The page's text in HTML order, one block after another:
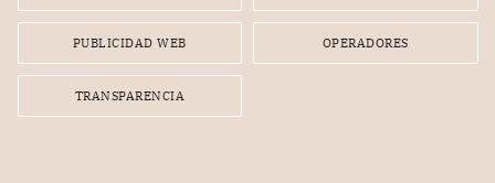
PUBLICIDAD WEB OPERADORES
TRANSPARENCIA